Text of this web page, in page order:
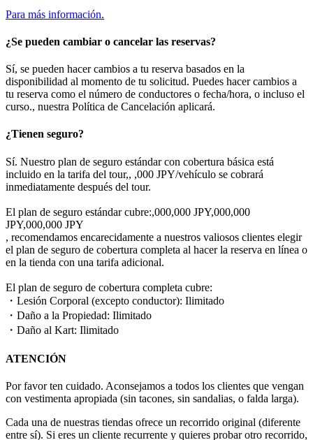
Para más información.
¿Se pueden cambiar o cancelar las reservas?
Sí, se pueden hacer cambios a tu reserva basados en la
disponibilidad al momento de tu solicitud. Puedes hacer cambios a
tu reserva como el número de conductores o fecha/hora, o incluso el
curso., nuestra Política de Cancelación aplicará.
¿Tienen seguro?
Sí. Nuestro plan de seguro estándar con cobertura básica está
incluido en la tarifa del tour,, ,000 JPY/vehículo se cobrará
inmediatamente después del tour.
El plan de seguro estándar cubre:,000,000 JPY,000,000
JPY,000,000 JPY
, recomendamos encarecidamente a nuestros valiosos clientes elegir
el plan de seguro de cobertura completa al hacer la reserva en línea o
en la tienda con una tarifa adicional.
El plan de seguro de cobertura completa cubre:
・Lesión Corporal (excepto conductor): Ilimitado
・Daño a la Propiedad: Ilimitado
・Daño al Kart: Ilimitado
ATENCIÓN
Por favor ten cuidado. Aconsejamos a todos los clientes que vengan
con vestimenta apropiada (sin tacones, sin sandalias, o falda larga).
Cada una de nuestras tiendas ofrece un recorrido original (diferente
entre sí). Si eres un cliente recurrente y quieres probar otro recorrido,